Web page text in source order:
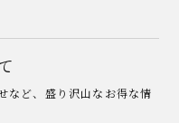
など、盛り沢山なお得な情